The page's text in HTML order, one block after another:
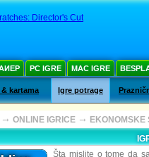
Director's Cut
PC IGRE MAC IGRE
kartama Igre potrage
→ ONLINE IGRICE → EKONOMSKE
Šta mislite o tome da